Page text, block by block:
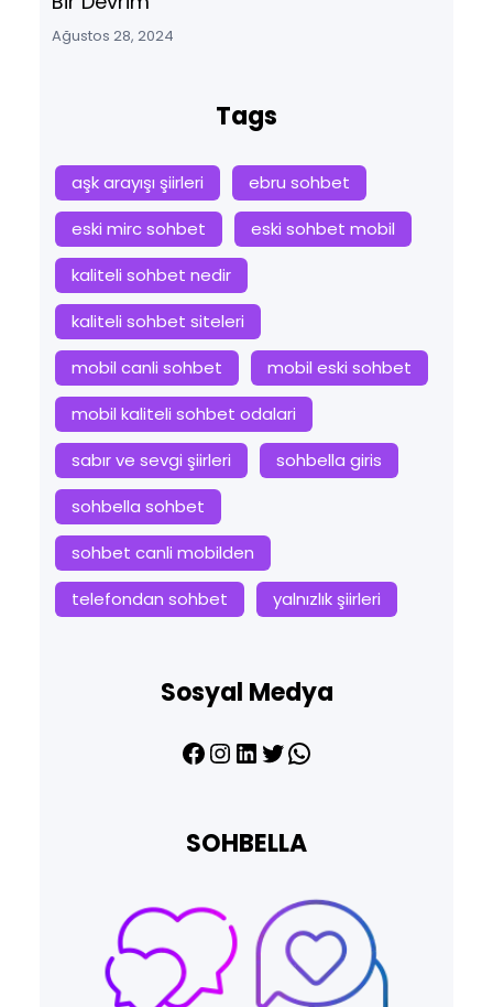
Ağustos 28, 2024
Tags
aşk arayışı şiirleri
ebru sohbet
eski mirc sohbet
eski sohbet mobil
kaliteli sohbet nedir
kaliteli sohbet siteleri
mobil canli sohbet
mobil eski sohbet
mobil kaliteli sohbet odalari
sabır ve sevgi şiirleri
sohbella giris
sohbella sohbet
sohbet canli mobilden
telefondan sohbet
yalnızlık şiirleri
Sosyal Medya
Facebook InstagramLinkedIn Twitter WhatsApp
SOHBELLA